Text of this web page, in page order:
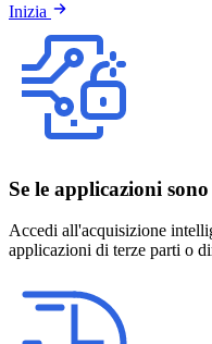
Inizia
Se le applicazioni
Accedi all'acquisizione
applicazioni di terze parti o